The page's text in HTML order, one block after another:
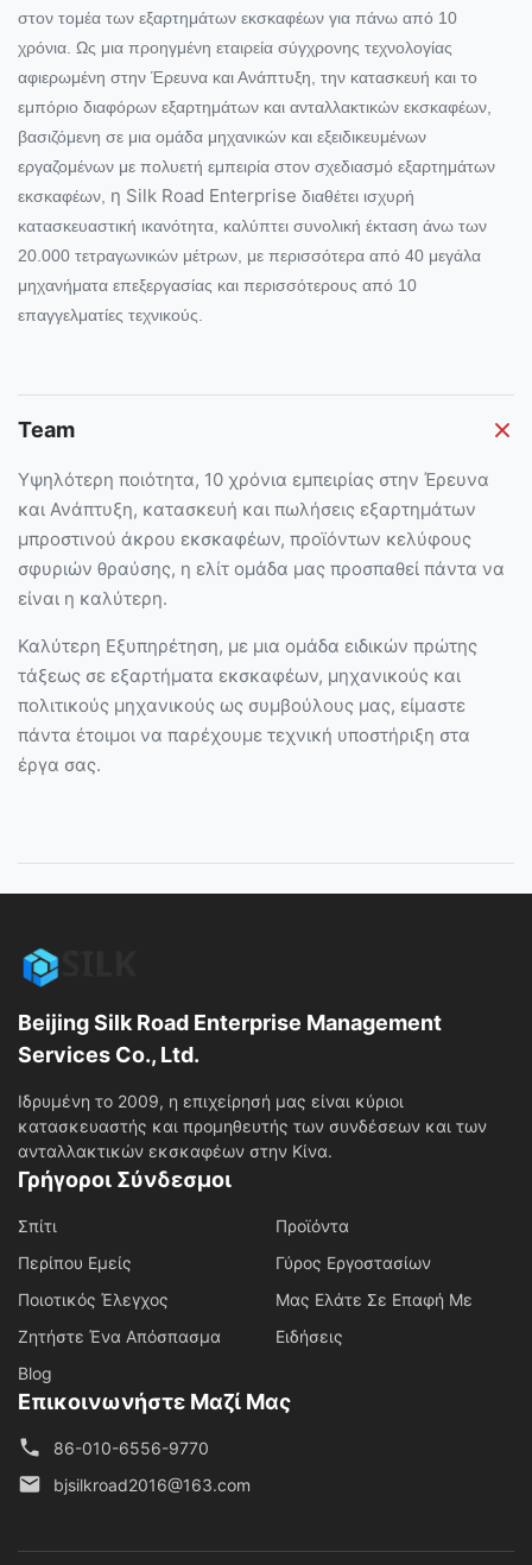
στον τομέα των εξαρτημάτων εκσκαφέων για πάνω από 10
χρόνια. Ως μια προηγμένη εταιρεία σύγχρονης τεχνολογίας
αφιερωμένη στην Έρευνα και Ανάπτυξη, την κατασκευή και το
εμπόριο διαφόρων εξαρτημάτων και ανταλλακτικών εκσκαφέων,
βασιζόμενη σε μια ομάδα μηχανικών και εξειδικευμένων
εργαζομένων με πολυετή εμπειρία στον σχεδιασμό εξαρτημάτων
εκσκαφέων, η Silk Road Enterprise διαθέτει ισχυρή
κατασκευαστική ικανότητα, καλύπτει συνολική έκταση άνω των
20.000 τετραγωνικών μέτρων, με περισσότερα από 40 μεγάλα
μηχανήματα επεξεργασίας και περισσότερους από 10
επαγγελματίες τεχνικούς.
Team
Υψηλότερη ποιότητα, 10 χρόνια εμπειρίας στην Έρευνα
και Ανάπτυξη, κατασκευή και πωλήσεις εξαρτημάτων
μπροστινού άκρου εκσκαφέων, προϊόντων κελύφους
σφυριών θραύσης, η ελίτ ομάδα μας προσπαθεί πάντα να
είναι η καλύτερη.
Καλύτερη Εξυπηρέτηση, με μια ομάδα ειδικών πρώτης
τάξεως σε εξαρτήματα εκσκαφέων, μηχανικούς και
πολιτικούς μηχανικούς ως συμβούλους μας, είμαστε
πάντα έτοιμοι να παρέχουμε τεχνική υποστήριξη στα
έργα σας.
Beijing Silk Road Enterprise Management
Services Co., Ltd.
Ιδρυμένη το 2009, η επιχείρησή μας είναι κύριοι
κατασκευαστής και προμηθευτής των συνδέσεων και των
ανταλλακτικών εκσκαφέων στην Κίνα.
Γρήγοροι Σύνδεσμοι
Σπίτι
Προϊόντα
Περίπου Εμείς
Γύρος Εργοστασίων
Ποιοτικός Έλεγχος
Μας Ελάτε Σε Επαφή Με
Ζητήστε Ένα Απόσπασμα
Ειδήσεις
Blog
Επικοινωνήστε Μαζί Μας
86-010-6556-9770
bjsilkroad2016@163.com